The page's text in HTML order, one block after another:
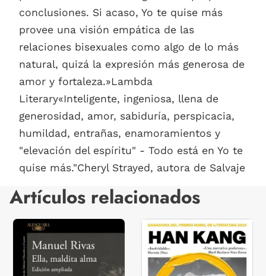
conclusiones. Si acaso, Yo te quise más
provee una visión empática de las
relaciones bisexuales como algo de lo más
natural, quizá la expresión más generosa de
amor y fortaleza.»Lambda
Literary«Inteligente, ingeniosa, llena de
generosidad, amor, sabiduría, perspicacia,
humildad, entrañas, enamoramientos y
"elevación del espíritu" - Todo está en Yo te
quise más."Cheryl Strayed, autora de Salvaje
Artículos relacionados